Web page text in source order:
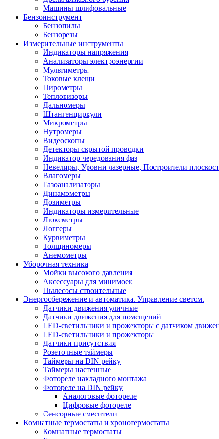
Машины шлифовальные
Бензоинструмент
Бензопилы
Бензорезы
Измерительные инструменты
Индикаторы напряжения
Анализаторы электроэнергии
Мультиметры
Токовые клещи
Пирометры
Тепловизоры
Дальномеры
Штангенциркули
Микрометры
Нутромеры
Видеоскопы
Детекторы скрытой проводки
Индикатор чередования фаз
Невелиры, Уровни лазерные, Построители
Влагомеры
Газоанализаторы
Динамометры
Дозиметры
Индикаторы измерительные
Люксметры
Логгеры
Курвиметры
Толщиномеры
Анемометры
Уборочная техника
Мойки высокого давления
Аксессуары для минимоек
Пылесосы строительные
Энергосбережение и автоматика. Управление светом.
Датчики движения уличные
Датчики движения для помещений
LED-светильники и прожекторы с датчиком
LED-светильники и прожекторы
Датчики присутствия
Розеточные таймеры
Таймеры на DIN рейку
Таймеры настенные
Фотореле накладного монтажа
Фотореле на DIN рейку
Аналоговые фотореле
Цифровые фотореле
Сенсорные смесители
Комнатные термостаты и хронотермостаты
Комнатные термостаты